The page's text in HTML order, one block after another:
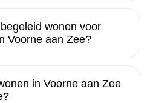
wonen voor
Voorne aan Zee?
in Voorne aan Zee